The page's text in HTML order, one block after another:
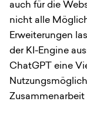
auch für die
nicht alle
Erweiterungen
der KI-Engine
ChatGPT eine